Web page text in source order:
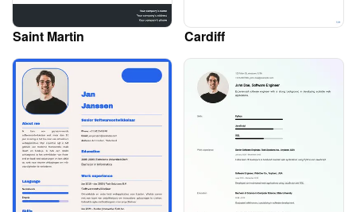
Saint Martin Cardiff